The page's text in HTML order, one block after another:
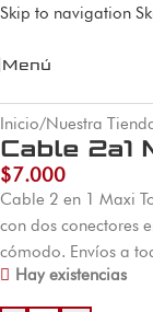
Skip to navigation
Menú
Inicio/Nuestra
Cable 2a1
$7.000
Cable 2 en 1 Maxi
con dos conectores
cómodo. Envíos a
Hay existencias